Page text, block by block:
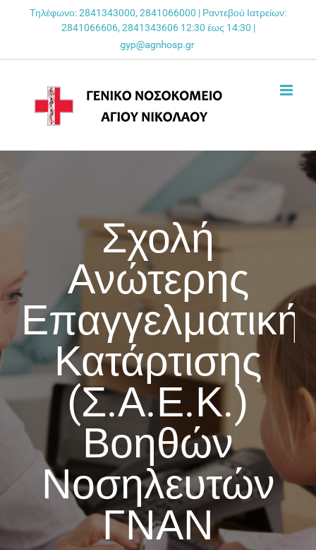
Τηλέφωνο: 2841343000, 2841066000 | Ραντεβού Ιατρείων:
2841066606, 2841343606 12:30 έως 14:30 |
Σχολή
Ανώτερης
Κατάρτισης
(Σ.Α.Ε.Κ.)
Βοηθών
Νοσηλευτών
ΓΝΑΝ